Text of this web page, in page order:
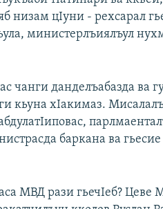
низам цIуни - рехсарал
министерлъиялъул
чанги данделъабазда ва
кьуна хIакимаз.
баркана ва гьесие
МВД рази гьечIеб? Цеве